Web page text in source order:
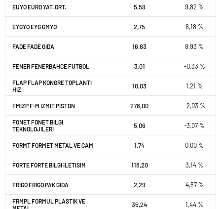
EUYO EURO YAT. ORT. 5,59 9,82 %
EYGYO EYG GMYO 2,75 6,18 %
FADE FADE GIDA 16,83 8,93 %
FENER FENERBAHCE FUTBOL 3,01 -0,33 %
FLAP FLAP KONGRE TOPLANTI
HIZ.
10,03 1,21 %
FMIZP F-M IZMIT PISTON 278,00 -2,03 %
FONET FONET BILGI
TEKNOLOJILERI
5,06 -3,07 %
FORMT FORMET METAL VE CAM 1,74 0,00 %
FORTE FORTE BILGI ILETISIM 118,20 3,14 %
FRIGO FRIGO PAK GIDA 2,29 4,57 %
FRMPL FORMUL PLASTIK VE
35,24 1,44 %